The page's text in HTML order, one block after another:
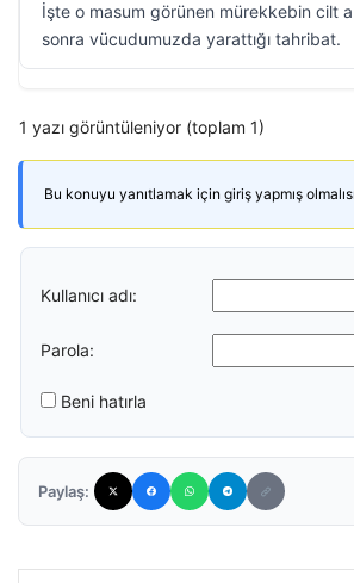
İşte o masum görünen mürekkebin cilt
sonra vücudumuzda yarattığı tahribat.
1 yazı görüntüleniyor (toplam 1)
Bu konuyu yanıtlamak için giriş yapmış
Kullanıcı adı:
Parola:
Beni hatırla
Paylaş: